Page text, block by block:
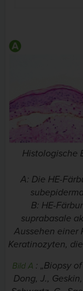
Histologische
A: Die HE-
B: HE-
suprabasale
Aussehen einer
Keratinozyten,
Bild A : „Biopsy
Dong, J.,